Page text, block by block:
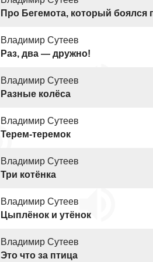
Про Бегемота, который боялся
Владимир Сутеев
Раз, два — дружно!
Владимир Сутеев
Разные колёса
Владимир Сутеев
Терем-теремок
Владимир Сутеев
Три котёнка
Владимир Сутеев
Цыплёнок и утёнок
Владимир Сутеев
Это что за птица